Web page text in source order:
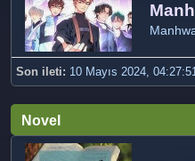
Son ileti: 10 Mayıs 2024,
Novel